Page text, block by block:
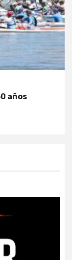
años